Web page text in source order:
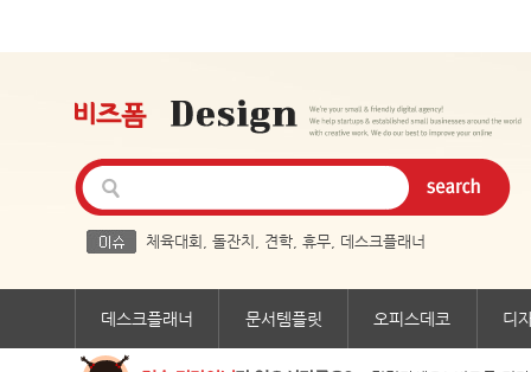
체육대회 돌잔치 견학, 휴무, 데스크플래너
데스크플래너 문서템플릿 오피스데코 디